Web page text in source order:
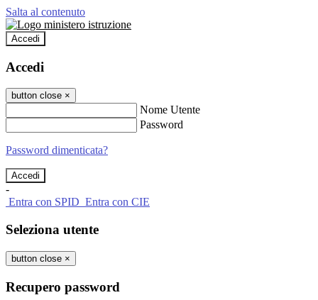
Salta al contenuto
Accedi
Accedi
button close ×
Nome Utente
Password
Password dimenticata?
-
Entra con SPID Entra con CIE
Seleziona utente
button close ×
Recupero password